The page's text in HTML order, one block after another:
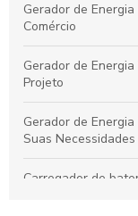
Gerador de
Comércio
Gerador de
Projeto
Gerador de
Suas Necessidades
Carregador de